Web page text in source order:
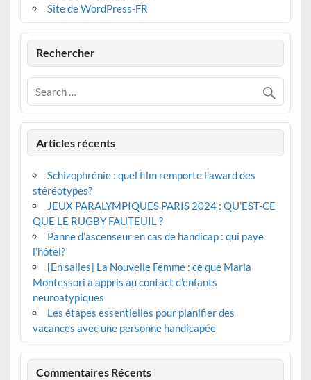
Site de WordPress-FR
Rechercher
Articles récents
Schizophrénie : quel film remporte l’award des
stéréotypes?
JEUX PARALYMPIQUES PARIS 2024 : QU’EST-CE
QUE LE RUGBY FAUTEUIL ?
Panne d’ascenseur en cas de handicap : qui paye
l’hôtel?
[En salles] La Nouvelle Femme : ce que Maria
Montessori a appris au contact d’enfants
neuroatypiques
Les étapes essentielles pour planifier des
vacances avec une personne handicapée
Commentaires Récents